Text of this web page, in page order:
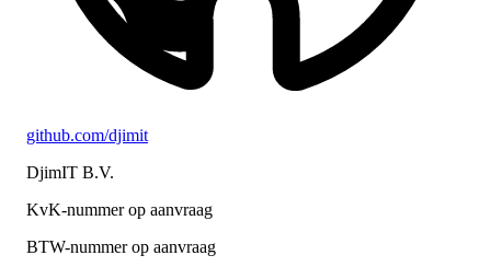
github.com/djimit
DjimIT B.V.
KvK-nummer op aanvraag
BTW-nummer op aanvraag